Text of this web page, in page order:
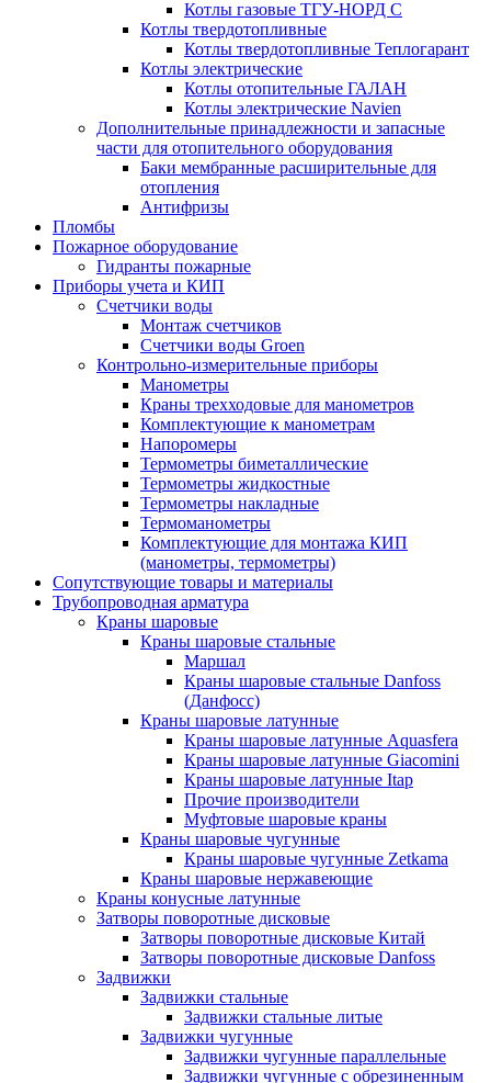
Котлы газовые ТГУ-НОРД С
Котлы твердотопливные
Котлы твердотопливные Теплогарант
Котлы электрические
Котлы отопительные ГАЛАН
Котлы электрические Navien
Дополнительные принадлежности и запасные
части для отопительного оборудования
Баки мембранные расширительные для
отопления
Антифризы
Пломбы
Пожарное оборудование
Гидранты пожарные
Приборы учета и КИП
Счетчики воды
Монтаж счетчиков
Счетчики воды Groen
Контрольно-измерительные приборы
Манометры
Краны трехходовые для манометров
Комплектующие к манометрам
Напоромеры
Термометры биметаллические
Термометры жидкостные
Термометры накладные
Термоманометры
Комплектующие для монтажа КИП
(манометры, термометры)
Сопутствующие товары и материалы
Трубопроводная арматура
Краны шаровые
Краны шаровые стальные
Маршал
Краны шаровые стальные Danfoss
(Данфосс)
Краны шаровые латунные
Краны шаровые латунные Aquasfera
Краны шаровые латунные Giacomini
Краны шаровые латунные Itap
Прочие производители
Муфтовые шаровые краны
Краны шаровые чугунные
Краны шаровые чугунные Zetkama
Краны шаровые нержавеющие
Краны конусные латунные
Затворы поворотные дисковые
Затворы поворотные дисковые Китай
Затворы поворотные дисковые Danfoss
Задвижки
Задвижки стальные
Задвижки стальные литые
Задвижки чугунные
Задвижки чугунные параллельные
Задвижки чугунные с обрезиненным